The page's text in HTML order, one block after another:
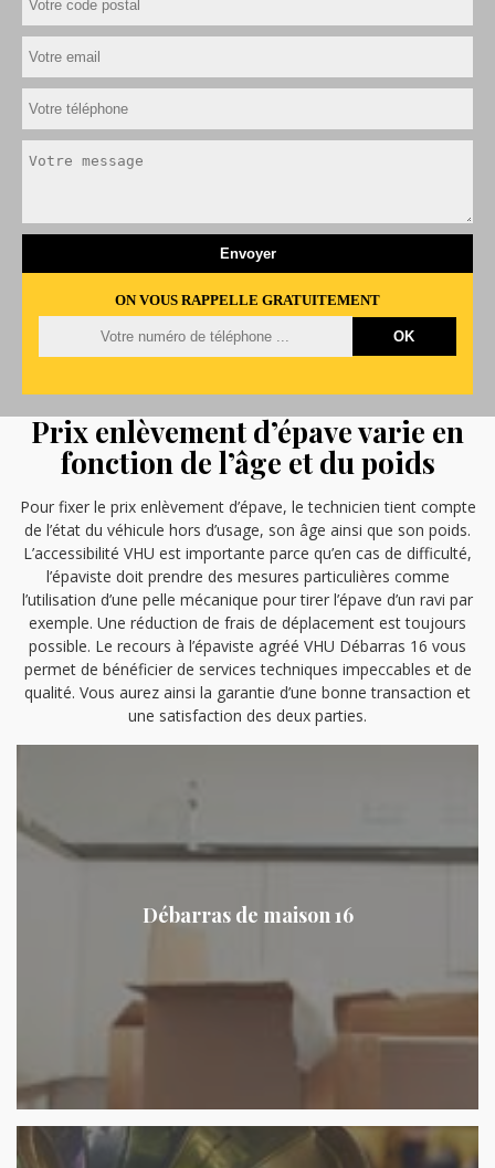
ON VOUS RAPPELLE GRATUITEMENT
Prix enlèvement d’épave varie en
fonction de l’âge et du poids
Pour fixer le prix enlèvement d’épave, le technicien tient compte
de l’état du véhicule hors d’usage, son âge ainsi que son poids.
L’accessibilité VHU est importante parce qu’en cas de difficulté,
l’épaviste doit prendre des mesures particulières comme
l’utilisation d’une pelle mécanique pour tirer l’épave d’un ravi par
exemple. Une réduction de frais de déplacement est toujours
possible. Le recours à l’épaviste agréé VHU Débarras 16 vous
permet de bénéficier de services techniques impeccables et de
qualité. Vous aurez ainsi la garantie d’une bonne transaction et
une satisfaction des deux parties.
Débarras de maison 16